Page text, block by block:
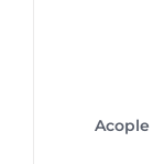
Acople